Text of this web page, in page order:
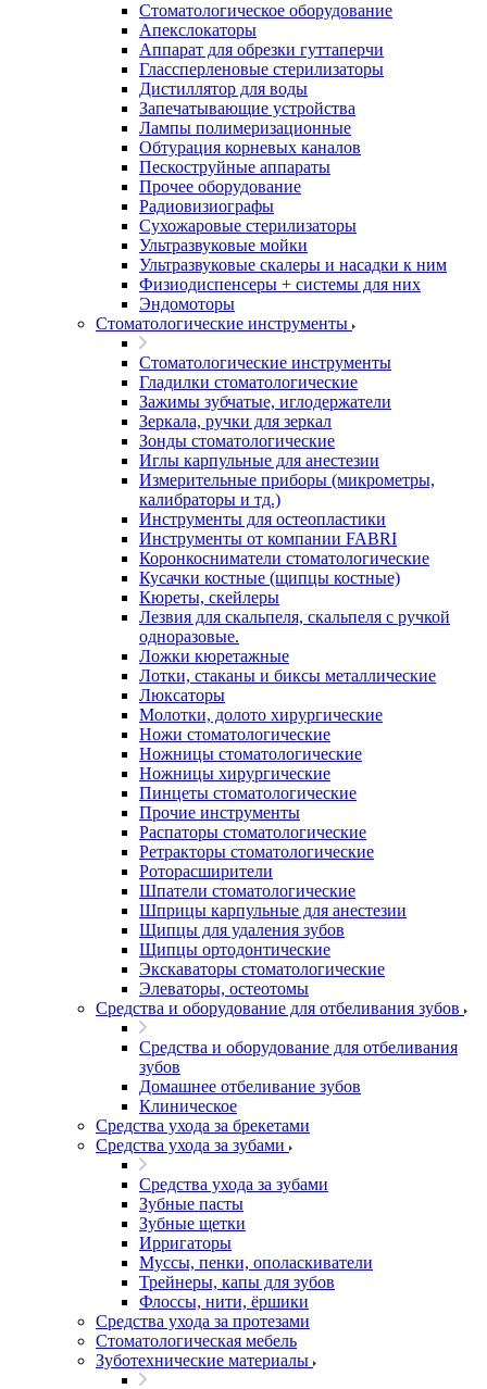
Стоматологическое оборудование
Апекслокаторы
Аппарат для обрезки гуттаперчи
Глассперленовые стерилизаторы
Дистиллятор для воды
Запечатывающие устройства
Лампы полимеризационные
Обтурация корневых каналов
Пескоструйные аппараты
Прочее оборудование
Радиовизиографы
Сухожаровые стерилизаторы
Ультразвуковые мойки
Ультразвуковые скалеры и насадки к ним
Физиодиспенсеры + системы для них
Эндомоторы
Стоматологические инструменты
Стоматологические инструменты
Гладилки стоматологические
Зажимы зубчатые, иглодержатели
Зеркала, ручки для зеркал
Зонды стоматологические
Иглы карпульные для анестезии
Измерительные приборы (микрометры,
калибраторы и тд.)
Инструменты для остеопластики
Инструменты от компании FABRI
Коронкосниматели стоматологические
Кусачки костные (щипцы костные)
Кюреты, скейлеры
Лезвия для скальпеля, скальпеля с ручкой
одноразовые.
Ложки кюретажные
Лотки, стаканы и биксы металлические
Люксаторы
Молотки, долото хирургические
Ножи стоматологические
Ножницы стоматологические
Ножницы хирургические
Пинцеты стоматологические
Прочие инструменты
Распаторы стоматологические
Ретракторы стоматологические
Роторасширители
Шпатели стоматологические
Шприцы карпульные для анестезии
Щипцы для удаления зубов
Щипцы ортодонтические
Экскаваторы стоматологические
Элеваторы, остеотомы
Средства и оборудование для отбеливания зубов
Средства и оборудование для отбеливания
зубов
Домашнее отбеливание зубов
Клиническое
Средства ухода за брекетами
Средства ухода за зубами
Средства ухода за зубами
Зубные пасты
Зубные щетки
Ирригаторы
Муссы, пенки, ополаскиватели
Трейнеры, капы для зубов
Флоссы, нити, ёршики
Средства ухода за протезами
Стоматологическая мебель
Зуботехнические материалы